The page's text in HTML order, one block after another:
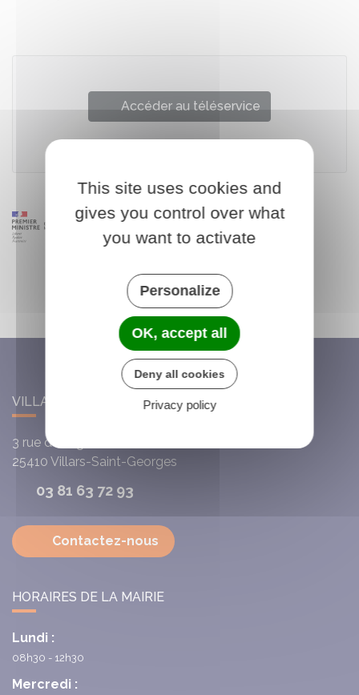
Accéder au téléservice
Agence pour l'informatique financière de l'État (AIFE)
VILLARS-SAINT-GEORGES
3 rue de l'Église
25410 Villars-Saint-Georges
03 81 63 72 93
Contactez-nous
HORAIRES DE LA MAIRIE
Lundi :
08h30 - 12h30
Mercredi :
This site uses cookies and
gives you control over what
you want to activate
Personalize
OK, accept all
Deny all cookies
Privacy policy